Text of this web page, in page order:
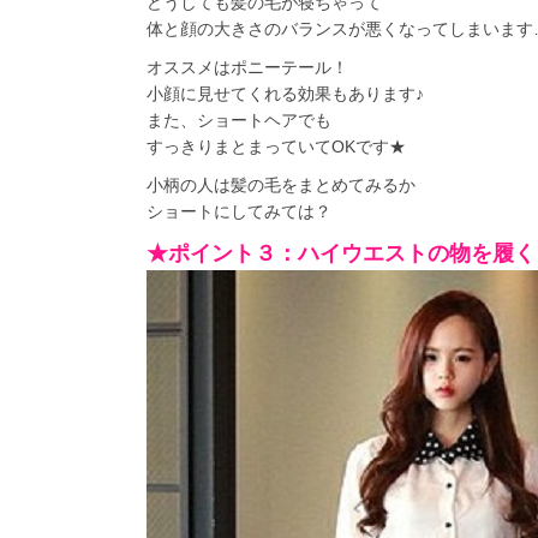
体と顔の大きさのバランスが悪くなってしまいま
オススメはポニーテール！
小顔に見せてくれる効果もあります♪
また、ショートヘアでも
すっきりまとまっていてOKです★
小柄の人は髪の毛をまとめてみるか
ショートにしてみては？
★ポイント３：ハイウエストの物を履く